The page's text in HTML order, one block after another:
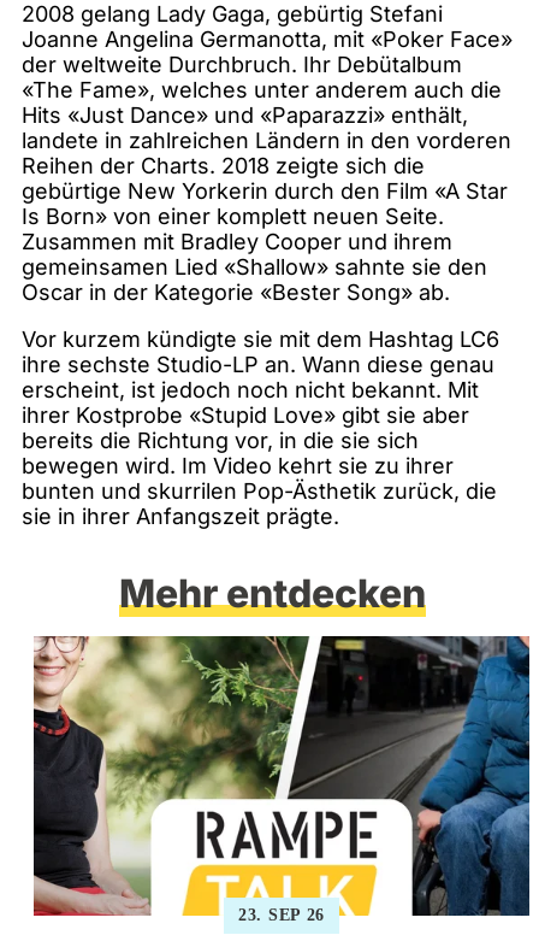
2008 gelang Lady Gaga, gebürtig Stefani
Joanne Angelina Germanotta, mit «Poker Face»
der weltweite Durchbruch. Ihr Debütalbum
«The Fame», welches unter anderem auch die
Hits «Just Dance» und «Paparazzi» enthält,
landete in zahlreichen Ländern in den vorderen
Reihen der Charts. 2018 zeigte sich die
gebürtige New Yorkerin durch den Film «A Star
Is Born» von einer komplett neuen Seite.
Zusammen mit Bradley Cooper und ihrem
gemeinsamen Lied «Shallow» sahnte sie den
Oscar in der Kategorie «Bester Song» ab.
Vor kurzem kündigte sie mit dem Hashtag LC6
ihre sechste Studio-LP an. Wann diese genau
erscheint, ist jedoch noch nicht bekannt. Mit
ihrer Kostprobe «Stupid Love» gibt sie aber
bereits die Richtung vor, in die sie sich
bewegen wird. Im Video kehrt sie zu ihrer
bunten und skurrilen Pop-Ästhetik zurück, die
sie in ihrer Anfangszeit prägte.
Mehr entdecken
23. SEP 26